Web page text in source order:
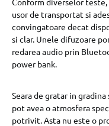
usor de transportat si
convingatoare decat
si clar. Unele difuzoare
redarea audio prin
power bank.
Seara de gratar in
pot avea o atmosfera
potrivit. Asta nu este o